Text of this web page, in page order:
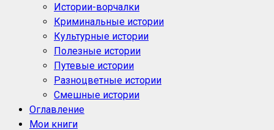
Истории-ворчалки
Криминальные истории
Культурные истории
Полезные истории
Путевые истории
Разноцветные истории
Смешные истории
Оглавление
Мои книги